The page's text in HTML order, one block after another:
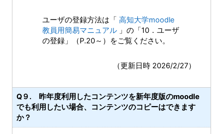
ユーザの登録方法は「 高知大学moodle
教員用簡易マニュアル 」の「10．ユーザ
の登録」（P.20～）をご覧ください。
（更新日時 2026/2/27）
Q９. 昨年度利用したコンテンツを新年度版のmoodle
でも利用したい場合、コンテンツのコピーはできます
か？